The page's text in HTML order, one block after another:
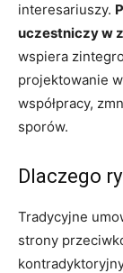
interesariuszy.
uczestniczy w
wspiera
projektowanie
współpracy,
sporów.
Dlaczego
Tradycyjne
strony